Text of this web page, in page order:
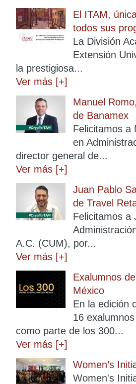
El ITAM,
todos sus
La División
Extensión
la prestigiosa...
Ver más [+]
Manuel
de Banamex
Felicitamos a
en
director general de...
Ver más [+]
Juan Pablo
de Travel
Felicitamos a
A.C. (CUM), por...
Ver más [+]
Exalumnos
México
En la edición
16
como parte de los 300...
Ver más [+]
Women’s
Women's